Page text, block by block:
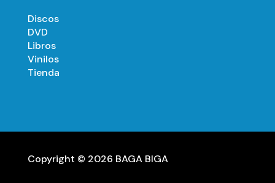
Discos
DVD
Libros
Vinilos
Tienda
Copyright © 2026 BAGA BIGA